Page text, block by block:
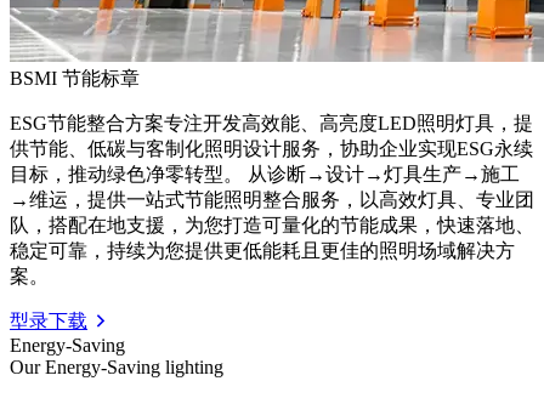
BSMI 节能标章
ESG节能整合方案专注开发高效能、高亮度LED照明灯具，提
供节能、低碳与客制化照明设计服务，协助企业实现ESG永续
目标，推动绿色净零转型。 从诊断→设计→灯具生产→施工
→维运，提供一站式节能照明整合服务，以高效灯具、专业团
队，搭配在地支援，为您打造可量化的节能成果，快速落地、
稳定可靠，持续为您提供更低能耗且更佳的照明场域解决方
案。
型录下载
Energy-Saving
Our Energy-Saving lighting